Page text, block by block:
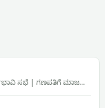
ಸಭೆ | ಗಣಪತಿಗೆ ಮಾಜ…